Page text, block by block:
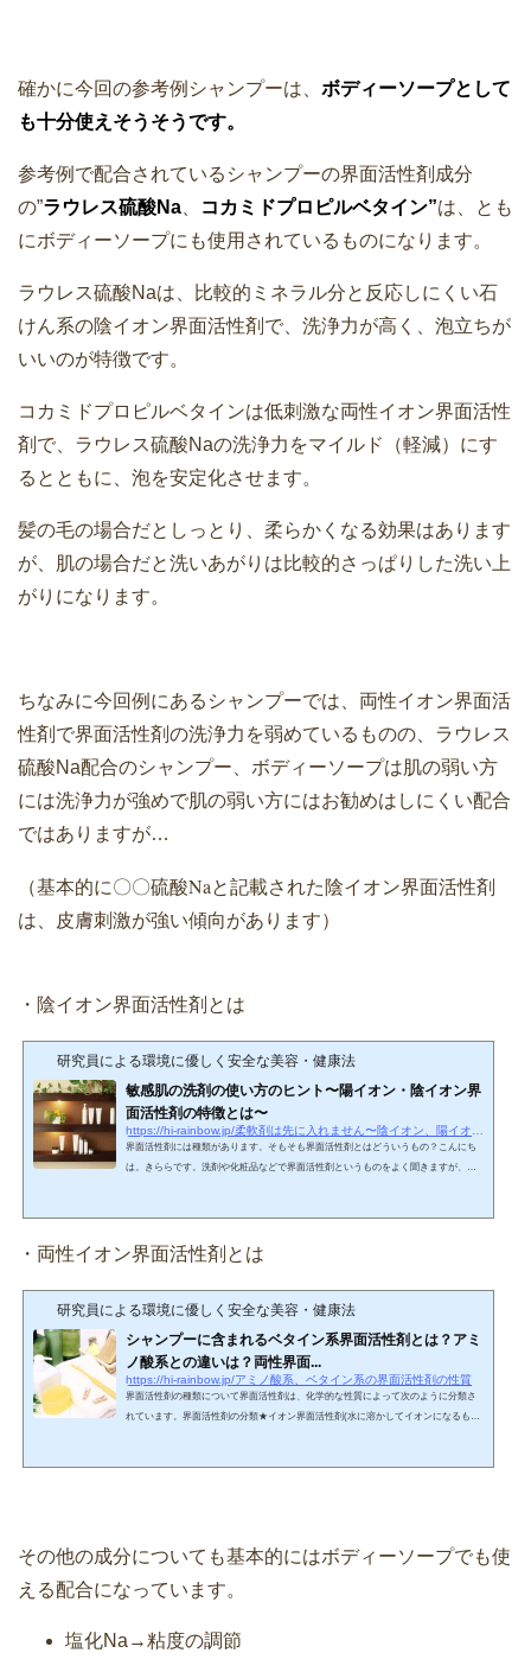
確かに今回の参考例シャンプーは、 ボディーソープとして
も十分使えそうそうです。
参考例で配合されているシャンプーの界面活性剤成分
の”ラウレス硫酸Na コカミドプロピルベタイン”は、とも
にボディーソープにも使用されているものになります。
ラウレス硫酸Naは、比較的ミネラル分と反応しにくい石
けん系の陰イオン界面活性剤で、洗浄力が高く、泡立ちが
いいのが特徴です。
コカミドプロピルベタインは低刺激な両性イオン界面活性
剤で、ラウレス硫酸Naの洗浄力をマイルド（軽減）にす
るとともに、泡を安定化させます。
髪の毛の場合だとしっとり、柔らかくなる効果はあります
が、肌の場合だと洗いあがりは比較的さっぱりした洗い上
がりになります。
ちなみに今回例にあるシャンプーでは、両性イオン界面活
性剤で界面活性剤の洗浄力を弱めているものの、ラウレス
硫酸Na配合のシャンプー、ボディーソープは肌の弱い方
には洗浄力が強めで肌の弱い方にはお勧めはしにくい配合
ではありますが…
（基本的に〇〇硫酸Naと記載された陰イオン界面活性剤
は、皮膚刺激が強い傾向があります）
・陰イオン界面活性剤とは
研究員による環境に優しく安全な美容・健康法
敏感肌の洗剤の使い方のヒント〜陽イオン・陰イオン界
面活性剤の特徴とは〜
界面活性剤には種類があります。そもそも界面活性剤とはどういうもの？こんにち
は。きららです。洗剤や化粧品などで界面活性剤というものをよく聞きますが、洗
その名の通り界面を活性化（変化）させる化学成分の総称になります。そして、水
・両性イオン界面活性剤とは
研究員による環境に優しく安全な美容・健康法
シャンプーに含まれるベタイン系界面活性剤とは？アミ
ノ酸系との違いは？両性界面...
https://hi-rainbow.jp/アミノ酸系、ベタイン系の界面活性剤の性質
界面活性剤の種類について界面活性剤は、化学的な性質によって次のように分類さ
れています。界面活性剤の分類★イオン界面活性剤(水に溶かしてイオンになるもの)
その他の成分についても基本的にはボディーソープでも使
える配合になっています。
塩化Na→粘度の調節